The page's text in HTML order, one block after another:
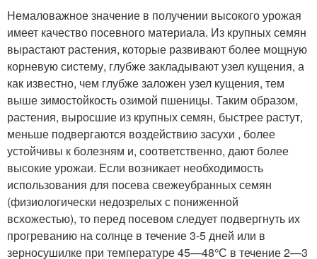
Немаловажное значение в получении высокого урожая
имеет качество посевного материала. Из крупных семян
вырастают растения, которые развивают более мощную
корневую систему, глубже закладывают узел кущения, а
как известно, чем глубже заложен узел кущения, тем
выше зимостойкость озимой пшеницы. Таким образом,
растения, выросшие из крупных семян, быстрее растут,
меньше подвергаются воздействию засухи , более
устойчивы к болезням и, соответственно, дают более
высокие урожаи. Если возникает необходимость
использования для посева свежеубранных семян
(физиологически недозрелых с пониженной
всхожестью), то перед посевом следует подвергнуть их
прогреванию на солнце в течение 3-5 дней или в
зерносушилке при температуре 45—48°С в течение 2—3